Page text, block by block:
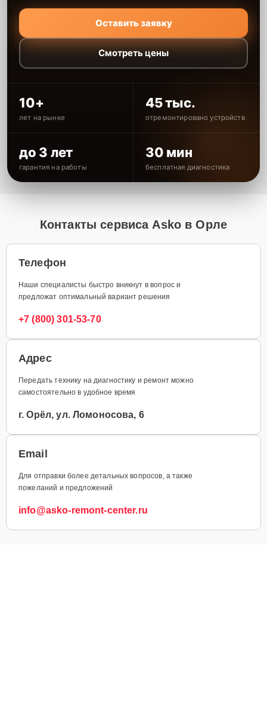
Оставить заявку
Смотреть цены
10+
лет на рынке
45 тыс.
отремонтировано устройств
до 3 лет
гарантия на работы
30 мин
бесплатная диагностика
Контакты сервиса Asko в Орле
Телефон
Наши специалисты быстро вникнут в вопрос и
предложат оптимальный вариант решения
+7 (800) 301-53-70
Адрес
Передать технику на диагностику и ремонт можно
самостоятельно в удобное время
г. Орёл, ул. Ломоносова, 6
Email
Для отправки более детальных вопросов, а также
пожеланий и предложений
info@asko-remont-center.ru